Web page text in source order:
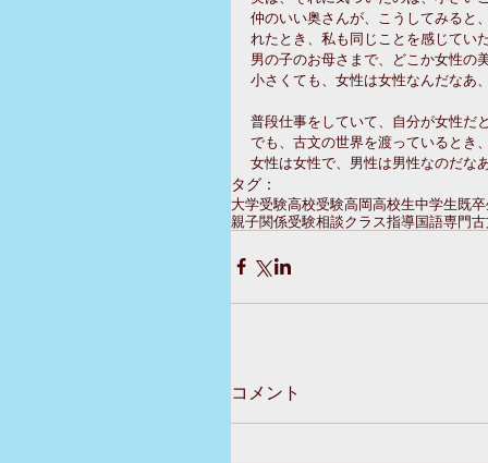
仲のいい奥さんが、こうしてみると
れたとき、私も同じことを感じてい
男の子のお母さまで、どこか女性の
小さくても、女性は女性なんだなあ
普段仕事をしていて、自分が女性だ
でも、古文の世界を渡っているとき
女性は女性で、男性は男性なのだな
タグ：
大学受験高校受験高岡高校生中学生既
親子関係受験相談クラス指導国語専門
コメント